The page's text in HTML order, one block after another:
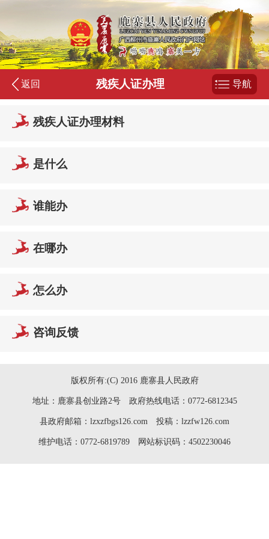
返回 残疾人证办理 导航
残疾人证办理材料
是什么
谁能办
在哪办
怎么办
咨询反馈
版权所有:(C) 2016 鹿寨县人民政府
地址：鹿寨县创业路2号 政府热线电话：0772-6812345
县政府邮箱：lzxzfbgs126.com 投稿：lzzfw126.com
维护电话：0772-6819789 网站标识码：4502230046